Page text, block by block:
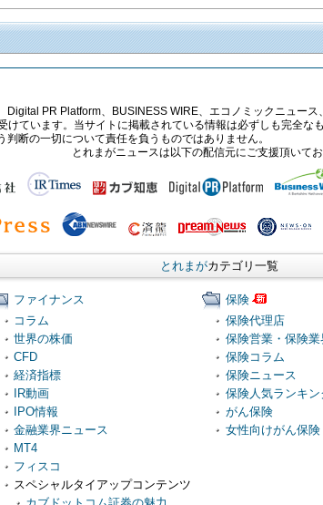
Digital PR Platform、BUSINESS WIRE、エコノミックニュー
けています。当サイトに掲載されている情報は必ずしも完全
断の一切について責任を負うものではありません。
とれまがニュースは以下の配信元にご支援頂いてお
とれまがカテゴリ一覧
ファイナンス
コラム
世界の株価
CFD
経済指標
IR動画
IPO情報
金融業界ニュース
MT4
フィスコ
スペシャルタイアップコンテンツ
保険
保険代理店
保険営業・保険業
保険コラム
保険ニュース
保険人気ランキン
がん保険
女性向けがん保険